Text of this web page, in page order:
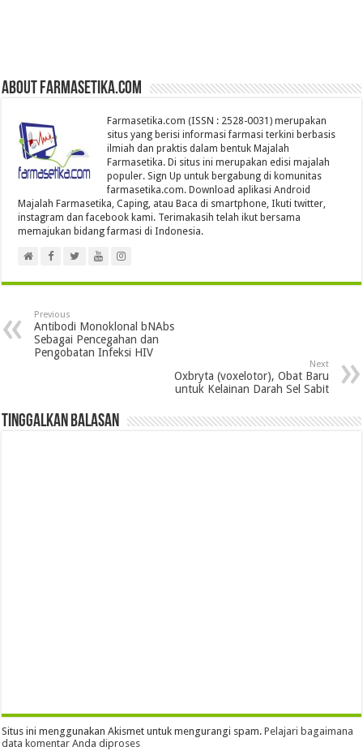
About farmasetika.com
Farmasetika.com (ISSN : 2528-0031) merupakan
situs yang berisi informasi farmasi terkini berbasis
ilmiah dan praktis dalam bentuk Majalah
Farmasetika. Di situs ini merupakan edisi majalah
populer. Sign Up untuk bergabung di komunitas
farmasetika.com. Download aplikasi Android
Majalah Farmasetika, Caping, atau Baca di smartphone, Ikuti twitter,
instagram dan facebook kami. Terimakasih telah ikut bersama
memajukan bidang farmasi di Indonesia.
Previous
Antibodi Monoklonal bNAbs
Sebagai Pencegahan dan
Pengobatan Infeksi HIV
Next
Oxbryta (voxelotor), Obat Baru
untuk Kelainan Darah Sel Sabit
Tinggalkan Balasan
Situs ini menggunakan Akismet untuk mengurangi spam.Pelajari bagaimana
data komentar Anda diproses